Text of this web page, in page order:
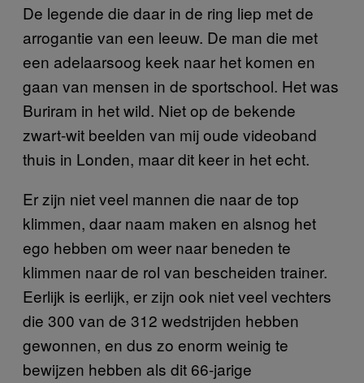
De legende die daar in de ring liep met de
arrogantie van een leeuw. De man die met
een adelaarsoog keek naar het komen en
gaan van mensen in de sportschool. Het was
Buriram in het wild. Niet op de bekende
zwart-wit beelden van mij oude videoband
thuis in Londen, maar dit keer in het echt.
Er zijn niet veel mannen die naar de top
klimmen, daar naam maken en alsnog het
ego hebben om weer naar beneden te
klimmen naar de rol van bescheiden trainer.
Eerlijk is eerlijk, er zijn ook niet veel vechters
die 300 van de 312 wedstrijden hebben
gewonnen, en dus zo enorm weinig te
bewijzen hebben als dit 66-jarige